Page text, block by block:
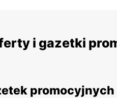
i gazetki
promocyjnych